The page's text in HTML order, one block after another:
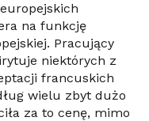
na funkcję
Pracujący
niektórych z
francuskich
wielu zbyt dużo
za to cenę, mimo